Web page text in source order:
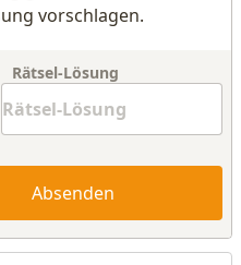
vorschlagen.
Rätsel-Lösung
Absenden